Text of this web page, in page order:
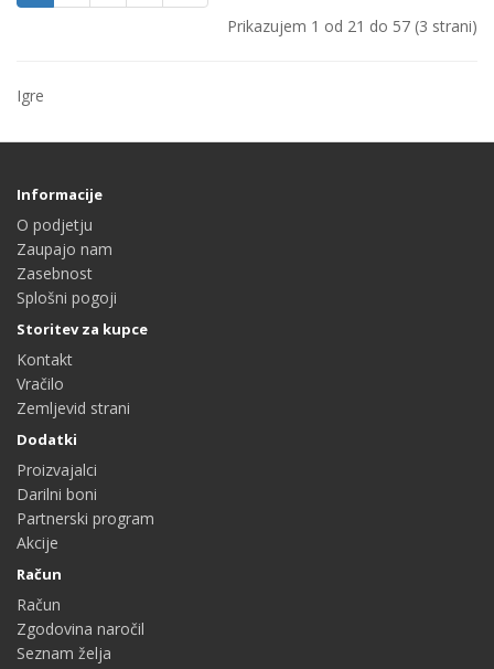
Prikazujem 1 od 21 do 57 (3 strani)
Igre
Informacije
O podjetju
Zaupajo nam
Zasebnost
Splošni pogoji
Storitev za kupce
Kontakt
Vračilo
Zemljevid strani
Dodatki
Proizvajalci
Darilni boni
Partnerski program
Akcije
Račun
Račun
Zgodovina naročil
Seznam želja